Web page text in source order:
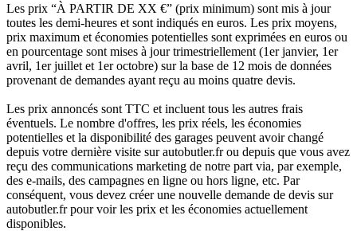
Les prix “À PARTIR DE XX €” (prix minimum) sont mis à jour
toutes les demi-heures et sont indiqués en euros. Les prix moyens,
prix maximum et économies potentielles sont exprimées en euros ou
en pourcentage sont mises à jour trimestriellement (1er janvier, 1er
avril, 1er juillet et 1er octobre) sur la base de 12 mois de données
provenant de demandes ayant reçu au moins quatre devis.
Les prix annoncés sont TTC et incluent tous les autres frais
éventuels. Le nombre d'offres, les prix réels, les économies
potentielles et la disponibilité des garages peuvent avoir changé
depuis votre dernière visite sur autobutler.fr ou depuis que vous avez
reçu des communications marketing de notre part via, par exemple,
des e-mails, des campagnes en ligne ou hors ligne, etc. Par
conséquent, vous devez créer une nouvelle demande de devis sur
autobutler.fr pour voir les prix et les économies actuellement
disponibles.